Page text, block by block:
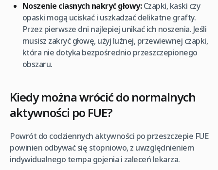
Noszenie ciasnych nakryć głowy:Czapki, kaski czy
opaski mogą uciskać i uszkadzać delikatne grafty.
Przez pierwsze dni najlepiej unikać ich noszenia. Jeśli
musisz zakryć głowę, użyj luźnej, przewiewnej czapki,
która nie dotyka bezpośrednio przeszczepionego
obszaru.
Kiedy można wrócić do normalnych
aktywności po FUE?
Powrót do codziennych aktywności po przeszczepie FUE
powinien odbywać się stopniowo, z uwzględnieniem
indywidualnego tempa gojenia i zaleceń lekarza.